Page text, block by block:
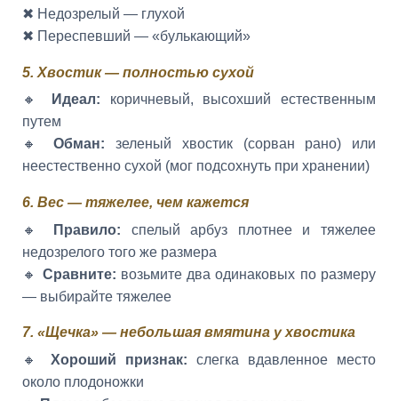
✖ Недозрелый — глухой
✖ Переспевший — «булькающий»
5. Хвостик — полностью сухой
🔸
Идеал: коричневый, высохший естественным
путем
🔸Обман: зеленый хвостик (сорван рано) или
неестественно сухой (мог подсохнуть при хранении)
6. Вес — тяжелее, чем кажется
🔸
Правило: спелый арбуз плотнее и тяжелее
недозрелого того же размера
🔸 Сравните: возьмите два одинаковых по размеру
— выбирайте тяжелее
7. «Щечка» — небольшая вмятина у хвостика
🔸 Хороший признак: слегка вдавленное место
около плодоножки